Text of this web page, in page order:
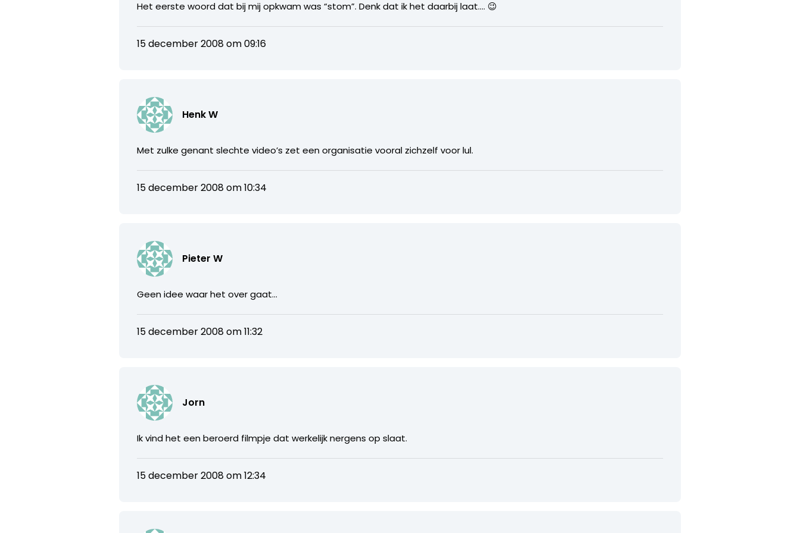
Het eerste woord dat bij mij opkwam was “stom”. Denk dat ik het daarbij laat…. 😉
15 december 2008 om 09:16
Henk W
Met zulke genant slechte video’s zet een organisatie vooral zichzelf voor lul.
15 december 2008 om 10:34
Pieter W
Geen idee waar het over gaat…
15 december 2008 om 11:32
Jorn
Ik vind het een beroerd filmpje dat werkelijk nergens op slaat.
15 december 2008 om 12:34